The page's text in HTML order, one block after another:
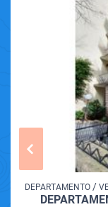
DEPARTAMENTO /